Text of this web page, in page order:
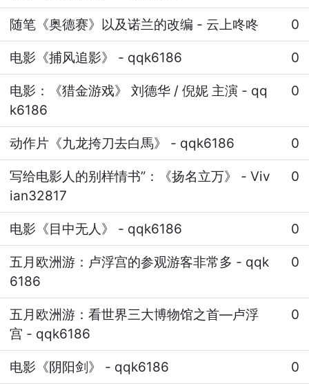
随笔《奥德赛》以及诺兰的改编 - 云上咚咚 0
电影《捕风追影》 - qqk6186 0
电影：《猎金游戏》 刘德华 / 倪妮 主演 - qq
k6186
0
动作片《九龙挎刀去白馬》 - qqk6186 0
写给电影人的别样情书”：《扬名立万》 - Viv
ian32817
0
电影《目中无人》 - qqk6186 0
五月欧洲游：卢浮宫的参观游客非常多 - qqk
6186
0
五月欧洲游：看世界三大博物馆之首—卢浮
宫 - qqk6186
0
电影《阴阳剑》 - qqk6186 0